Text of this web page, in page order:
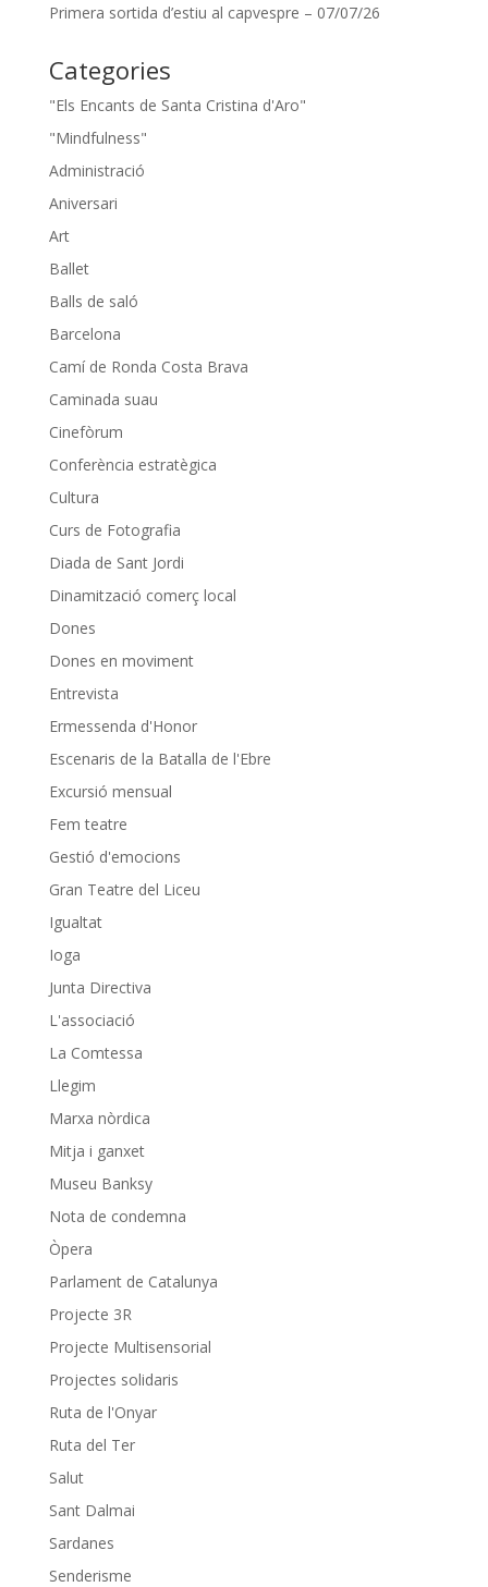
Primera sortida d’estiu al capvespre – 07/07/26
Categories
"Els Encants de Santa Cristina d'Aro"
"Mindfulness"
Administració
Aniversari
Art
Ballet
Balls de saló
Barcelona
Camí de Ronda Costa Brava
Caminada suau
Cinefòrum
Conferència estratègica
Cultura
Curs de Fotografia
Diada de Sant Jordi
Dinamització comerç local
Dones
Dones en moviment
Entrevista
Ermessenda d'Honor
Escenaris de la Batalla de l'Ebre
Excursió mensual
Fem teatre
Gestió d'emocions
Gran Teatre del Liceu
Igualtat
Ioga
Junta Directiva
L'associació
La Comtessa
Llegim
Marxa nòrdica
Mitja i ganxet
Museu Banksy
Nota de condemna
Òpera
Parlament de Catalunya
Projecte 3R
Projecte Multisensorial
Projectes solidaris
Ruta de l'Onyar
Ruta del Ter
Salut
Sant Dalmai
Sardanes
Senderisme